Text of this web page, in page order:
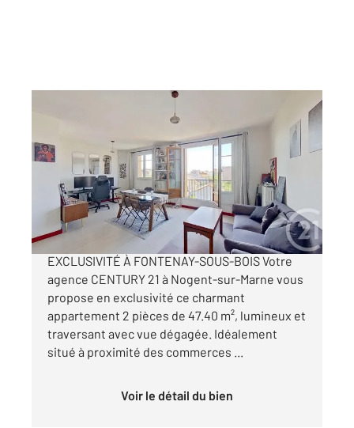
FONTENAY SOUS BOIS 94
Ref : 1490
Appartement F2 à vendre
309 000 €
APPARTEMENT 2 PIÈCES À VENDRE EN
EXCLUSIVITÉ À FONTENAY-SOUS-BOIS Votre
agence CENTURY 21 à Nogent-sur-Marne vous
propose en exclusivité ce charmant
appartement 2 pièces de 47.40 m², lumineux et
traversant avec vue dégagée. Idéalement
situé à proximité des commerces ...
Voir le détail du bien